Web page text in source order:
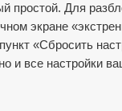
простой. Для
экране
«Сбросить
и все настройки